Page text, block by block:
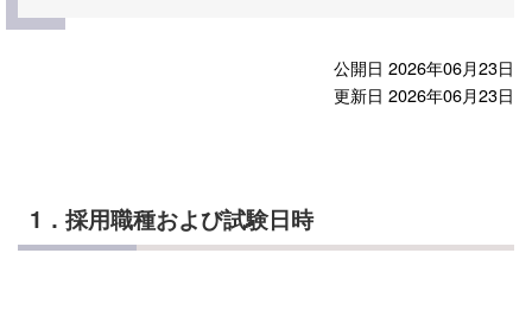
公開日 2026年06月23日
更新日 2026年06月23日
1．採用職種および試験日時